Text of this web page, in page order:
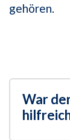
gehören.
War